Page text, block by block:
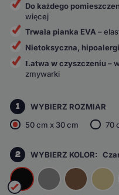
Do każdego
więcej
Trwała pianka EVA–
Nietoksyczna,
Łatwa w czyszczeniu–
zmywarki
1
WYBIERZ ROZMIAR
50 cm x 30 cm
70
2 WYBIERZ KOLOR: